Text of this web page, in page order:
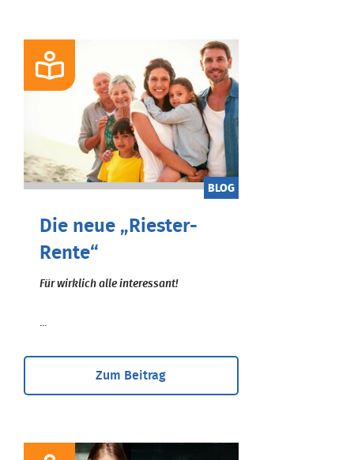
BLOG
Die neue „Riester-
Rente“
Für wirklich alle interessant!
Zum Beitrag